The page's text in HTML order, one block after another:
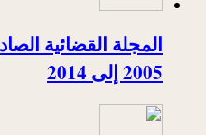
المجلة القضائية
2005 إلى 2014